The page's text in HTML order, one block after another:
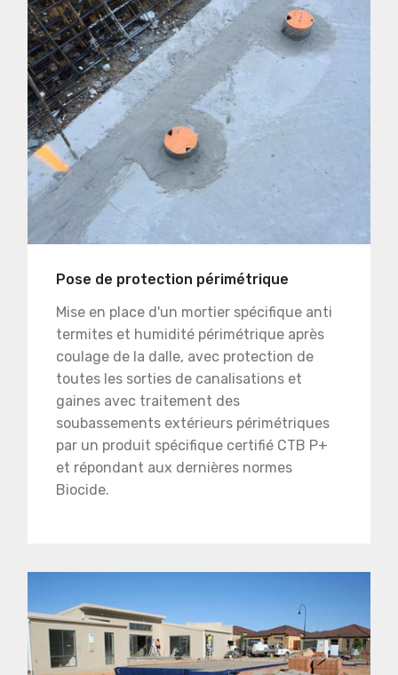
Pose de protection périmétrique
Mise en place d'un mortier spécifique anti
termites et humidité périmétrique après
coulage de la dalle, avec protection de
toutes les sorties de canalisations et
gaines avec traitement des
soubassements extérieurs périmétriques
par un produit spécifique certifié CTB P+
et répondant aux dernières normes
Biocide.